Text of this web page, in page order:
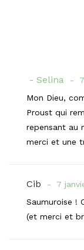
Selina
Mon Dieu,
Proust qui
repensant au
merci et une
Cib 7
Saumuroise !
(et merci et